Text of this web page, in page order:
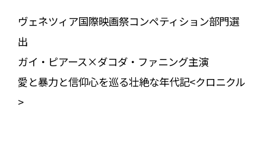
ヴェネツィア国際映画祭コンペティション部門選
出
ガイ・ピアース×ダコダ・ファニング主演
愛と暴力と信仰心を巡る壮絶な年代記<クロニクル
>